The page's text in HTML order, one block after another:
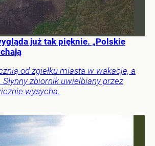
już tak pięknie. „Polskie
od zgiełku miasta w wakacje, a
zbiornik uwielbiany przez
wysycha.